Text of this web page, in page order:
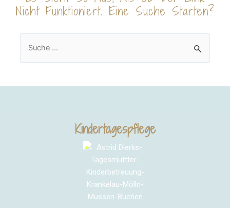
Nicht Funktioniert. Eine Suche Starten?
Kindertagespflege